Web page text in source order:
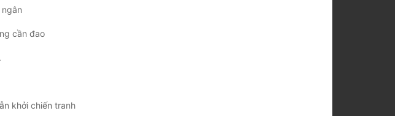
cần đao
khởi chiến tranh